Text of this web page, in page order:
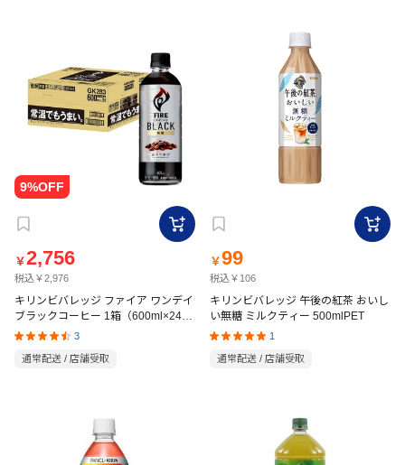
￥2,756
税込￥2,976
キリンビバレッジ ファイア ワンデイ
ブラックコーヒー 1箱（600ml×24
本）
3
通常配送 / 店舗受取
￥99
税込￥106
キリンビバレッジ 午後の紅茶 おいし
い無糖 ミルクティー 500mlPET
1
通常配送 / 店舗受取